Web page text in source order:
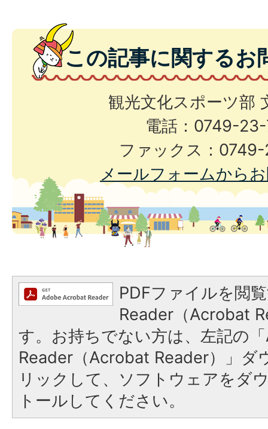
この記事に関するお
観光文化スポーツ部
電話：0749-
ファックス：
メールフォームから
PDFファイルを閲
Reader（Acrobat
す。お持ちでない方は、左記の
Reader（Acrobat Reader）」ダ
リックして、ソフトウェアをダ
トールしてください。